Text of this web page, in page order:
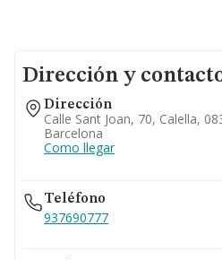
Dirección y
Dirección
Calle Sant Joan, 70, Calella,
Barcelona
Como llegar
Teléfono
937690777